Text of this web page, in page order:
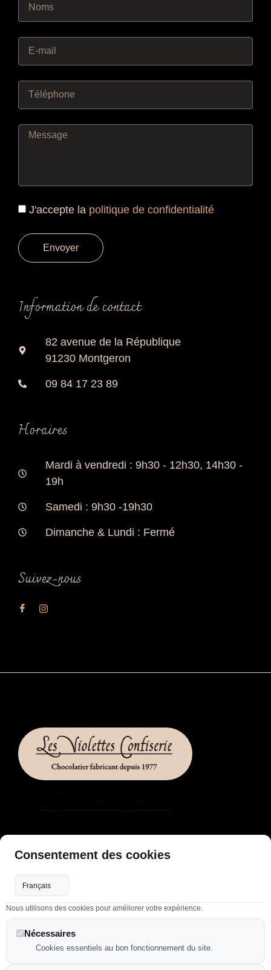
J'accepte la politique de confidentialité
Envoyer
Information de contact
82 avenue de la République
91230 Montgeron
09 84 17 23 89
Horaires
Mardi à vendredi : 9h30 - 12h30, 14h30 -
19h
Samedi : 9h30 -19h30
Dimanche & Lundi : Fermé
Suivez-nous
LIENS UTILES
Flux RSS
Plan de site
Nos confections
Mentions légales
Consentement des cookies
Nous utilisons des cookies pour améliorer votre expérience.
Nécessaires
Cookies essentiels au bon fonctionnement du site.